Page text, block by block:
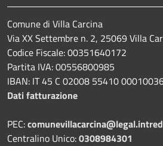
Comune di Villa Carcina
Via XX Settembre n. 2, 25069 Villa
Codice Fiscale: 00351640172
Partita IVA: 00556800985
IBAN: IT 45 C 02008 55410
Dati fatturazione
PEC:
Centralino Unico:0308984301